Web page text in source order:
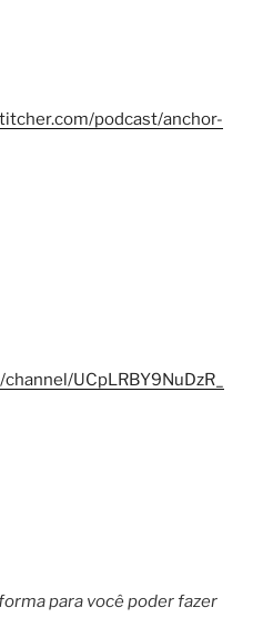
podcast/anchor-
UCpLRBY9NuDzR_
para você poder fazer